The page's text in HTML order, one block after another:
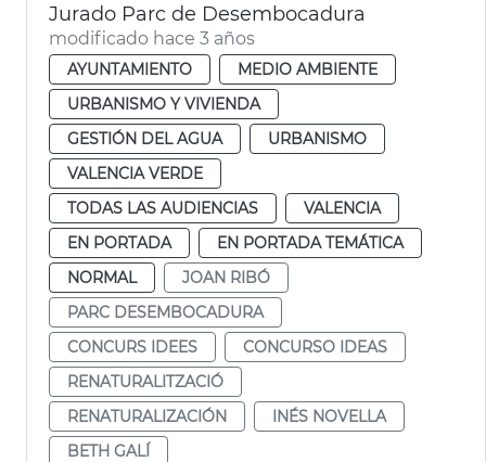
Jurado Parc de Desembocadura
modificado hace 3 años
AYUNTAMIENTO
MEDIO AMBIENTE
URBANISMO Y VIVIENDA
GESTIÓN DEL AGUA
URBANISMO
VALENCIA VERDE
TODAS LAS AUDIENCIAS
VALENCIA
EN PORTADA
EN PORTADA TEMÁTICA
NORMAL
JOAN RIBÓ
PARC DESEMBOCADURA
CONCURS IDEES
CONCURSO IDEAS
RENATURALITZACIÓ
RENATURALIZACIÓN
INÉS NOVELLA
BETH GALÍ